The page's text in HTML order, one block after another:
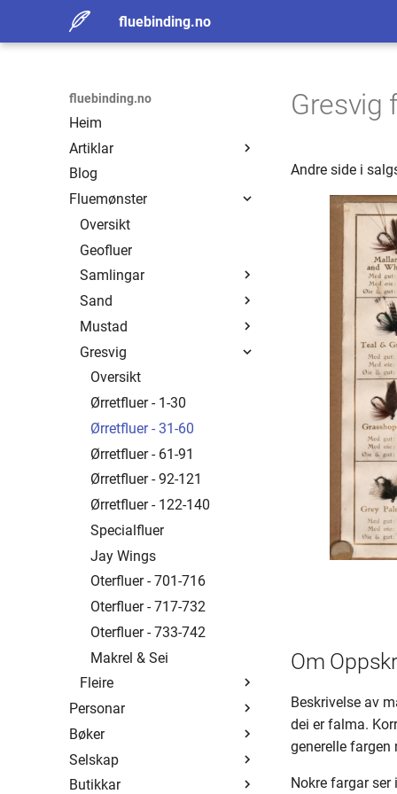
fluebinding.no
fluebinding.no
Heim
Artiklar
Erling Sand
Fluefiskerens Viktigste
Redskap
Henry Olsen
Historisk flue
Blog
Fluemønster
Oversikt
Geofluer
Samlingar
Oversikt
Eide
Ivar Løchen
Tommy Torp
Sand
Oversikt
Badger Quill
Balgents Brown
Brown Olive Quill
Cinnamon Gold
Engerdals
Olive Dun
Olive Upright
Red Quill Halford
Verre Enn Minken
Mustad
Oversikt
Alle mønster
1 - 19
20 - 39
40 - 59
60 - 79
80 - 99
100 - 119
120 - 139
140 - 159
160 - 179
180 - 199
200 - 219
220 - 239
240 - 259
260 - 279
280 - 299
300 - 319
Gresvig
Oversikt
Ørretfluer - 1-30
Ørretfluer - 31-60
Ørretfluer - 61-91
Ørretfluer - 92-121
Ørretfluer - 122-140
Specialfluer
Jay Wings
Oterfluer - 701-716
Oterfluer - 717-732
Oterfluer - 733-742
Makrel & Sei
Fleire
Black Tandem
Fluefiskeriets...
Hellefossflua
Krolsen
Personar
Oversikt
André Brun
Christoffer Gaarder
Bøker
Oversikt
DSF
Selskap
Oversikt
Butikkar
Gresvig
Andre side i
Om
Beskrivelse av
dei er falma.
generelle fargen
Nokre fargar